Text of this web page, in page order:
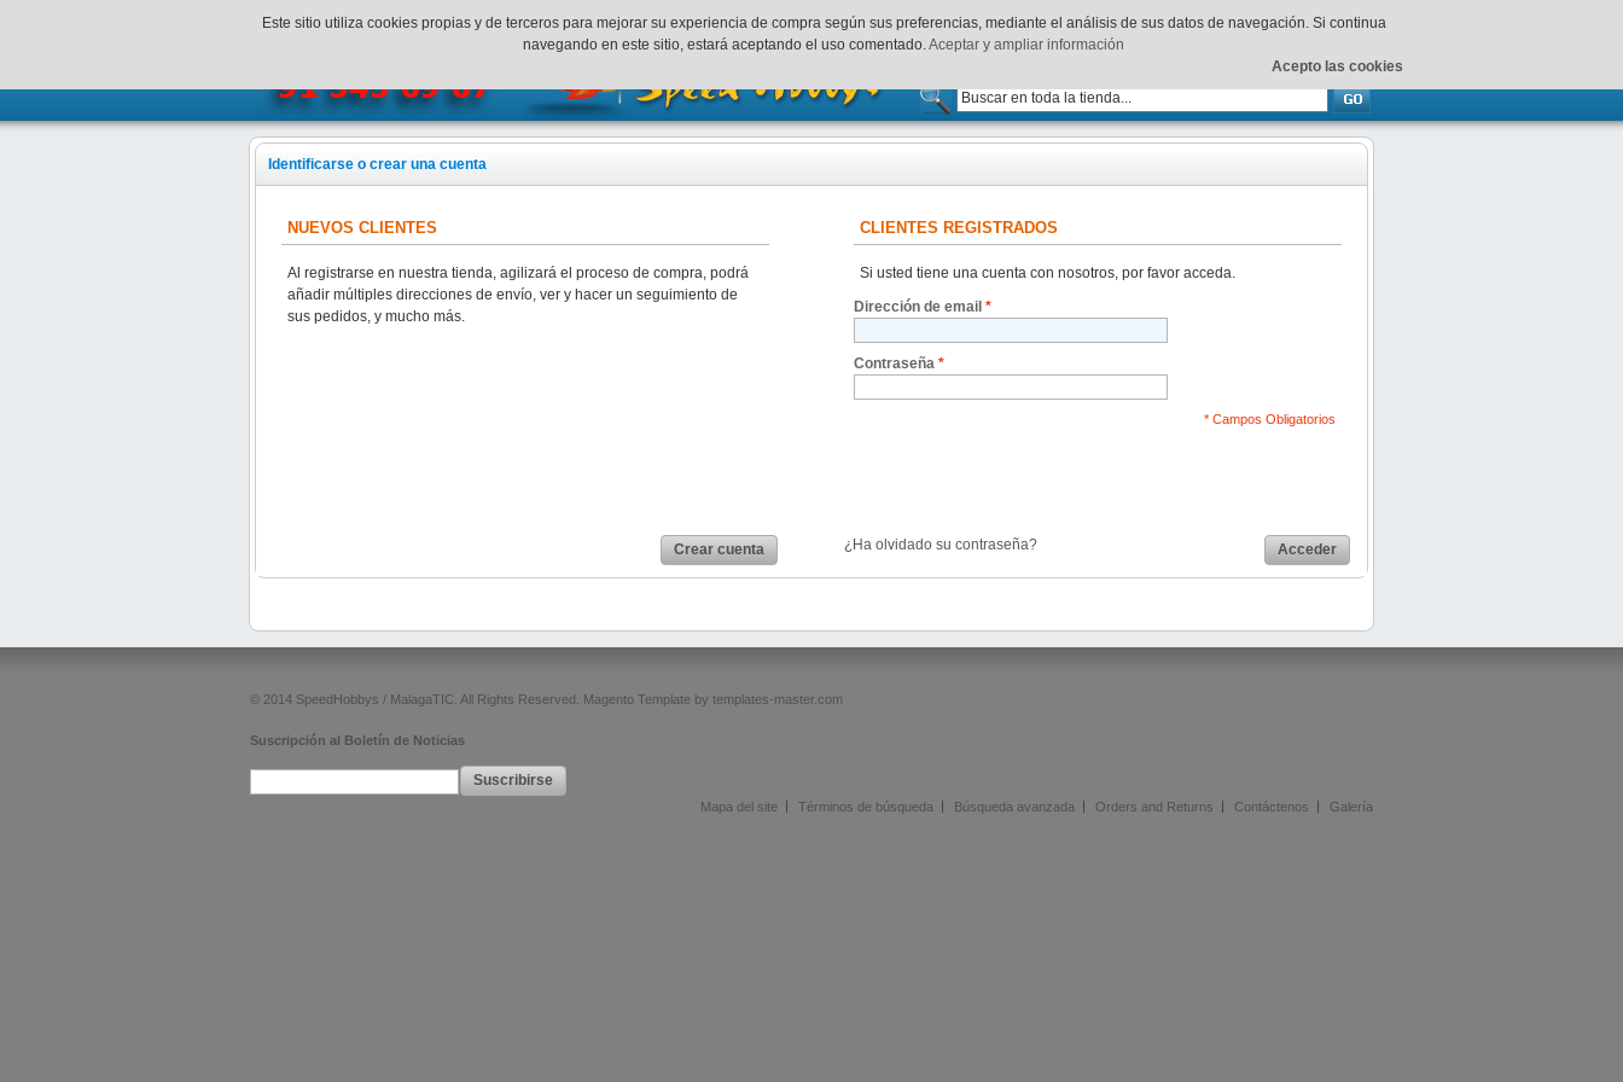
¡Bienvenidos a SpeedHobbys! Mi cuenta Finalizar Compra Acceder Sucarrito está vacío.
Identificarse o crear una cuenta
NUEVOS CLIENTES
Al registrarse en nuestra tienda, agilizará el proceso de compra, podrá
añadir múltiples direcciones de envío, ver y hacer un seguimiento de
sus pedidos, y mucho más.
CLIENTES REGISTRADOS
Si usted tiene una cuenta con nosotros, por favor acceda.
*
Dirección de email
*
Contraseña
* Campos Obligatorios
Crear cuenta ¿Ha olvidado su contraseña? Acceder
© 2014 SpeedHobbys / MalagaTIC. All Rights Reserved. Magento Template by templates-master.com
Suscripción al Boletín de Noticias
Suscribirse
Mapa del site Términos de búsqueda Búsqueda avanzada Orders and Returns Contáctenos Galería
Este sitio utiliza cookies propias y de terceros para mejorar su experiencia de compra según sus preferencias, mediante el análisis de sus datos de navegación. Si continua
navegando en este sitio, estará aceptando el uso comentado.Aceptar y ampliar información
Acepto las cookies